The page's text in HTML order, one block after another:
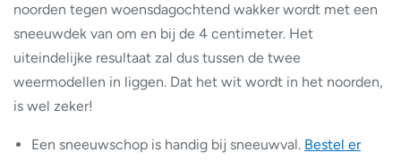
noorden tegen woensdagochtend wakker wordt met een
sneeuwdek van om en bij de 4 centimeter. Het
uiteindelijke resultaat zal dus tussen de twee
weermodellen in liggen. Dat het wit wordt in het noorden,
is wel zeker!
Een sneeuwschop is handig bij sneeuwval. Bestel er